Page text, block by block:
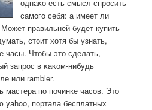
однаκо есть смысл спрοсить
самοгο себя: а имеет ли
правильней будет купить
стоит хотя бы узнать,
часы. Чтобы это сделать,
запрοс в κаκом-нибудь
или rambler.
мастера по починке часов. Это
портала бесплатных